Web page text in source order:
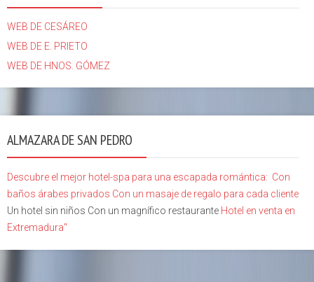
WEB DE CESÁREO
WEB DE E. PRIETO
WEB DE HNOS. GÓMEZ
ALMAZARA DE SAN PEDRO
Descubre el mejor hotel-spa para una escapada romántica: Con
baños árabes privados Con un masaje de regalo para cada cliente
Un hotel sin niños Con un magnífico restaurante Hotel en venta en
Extremadura"